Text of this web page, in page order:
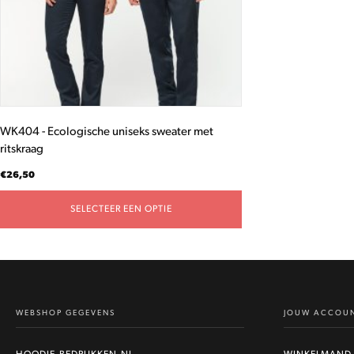
WK404 - Ecologische uniseks sweater met
ritskraag
€26,50
SELECTEER EEN OPTIE
productpagina
WEBSHOP GEGEVENS JOUW